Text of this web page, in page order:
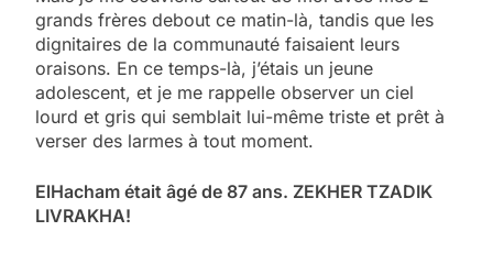
grands frères debout ce matin-là, tandis que les
dignitaires de la communauté faisaient leurs
oraisons. En ce temps-là, j’étais un jeune
adolescent, et je me rappelle observer un ciel
lourd et gris qui semblait lui-même triste et prêt à
verser des larmes à tout moment.
ElHacham était âgé de 87 ans. ZEKHER TZADIK
LIVRAKHA!